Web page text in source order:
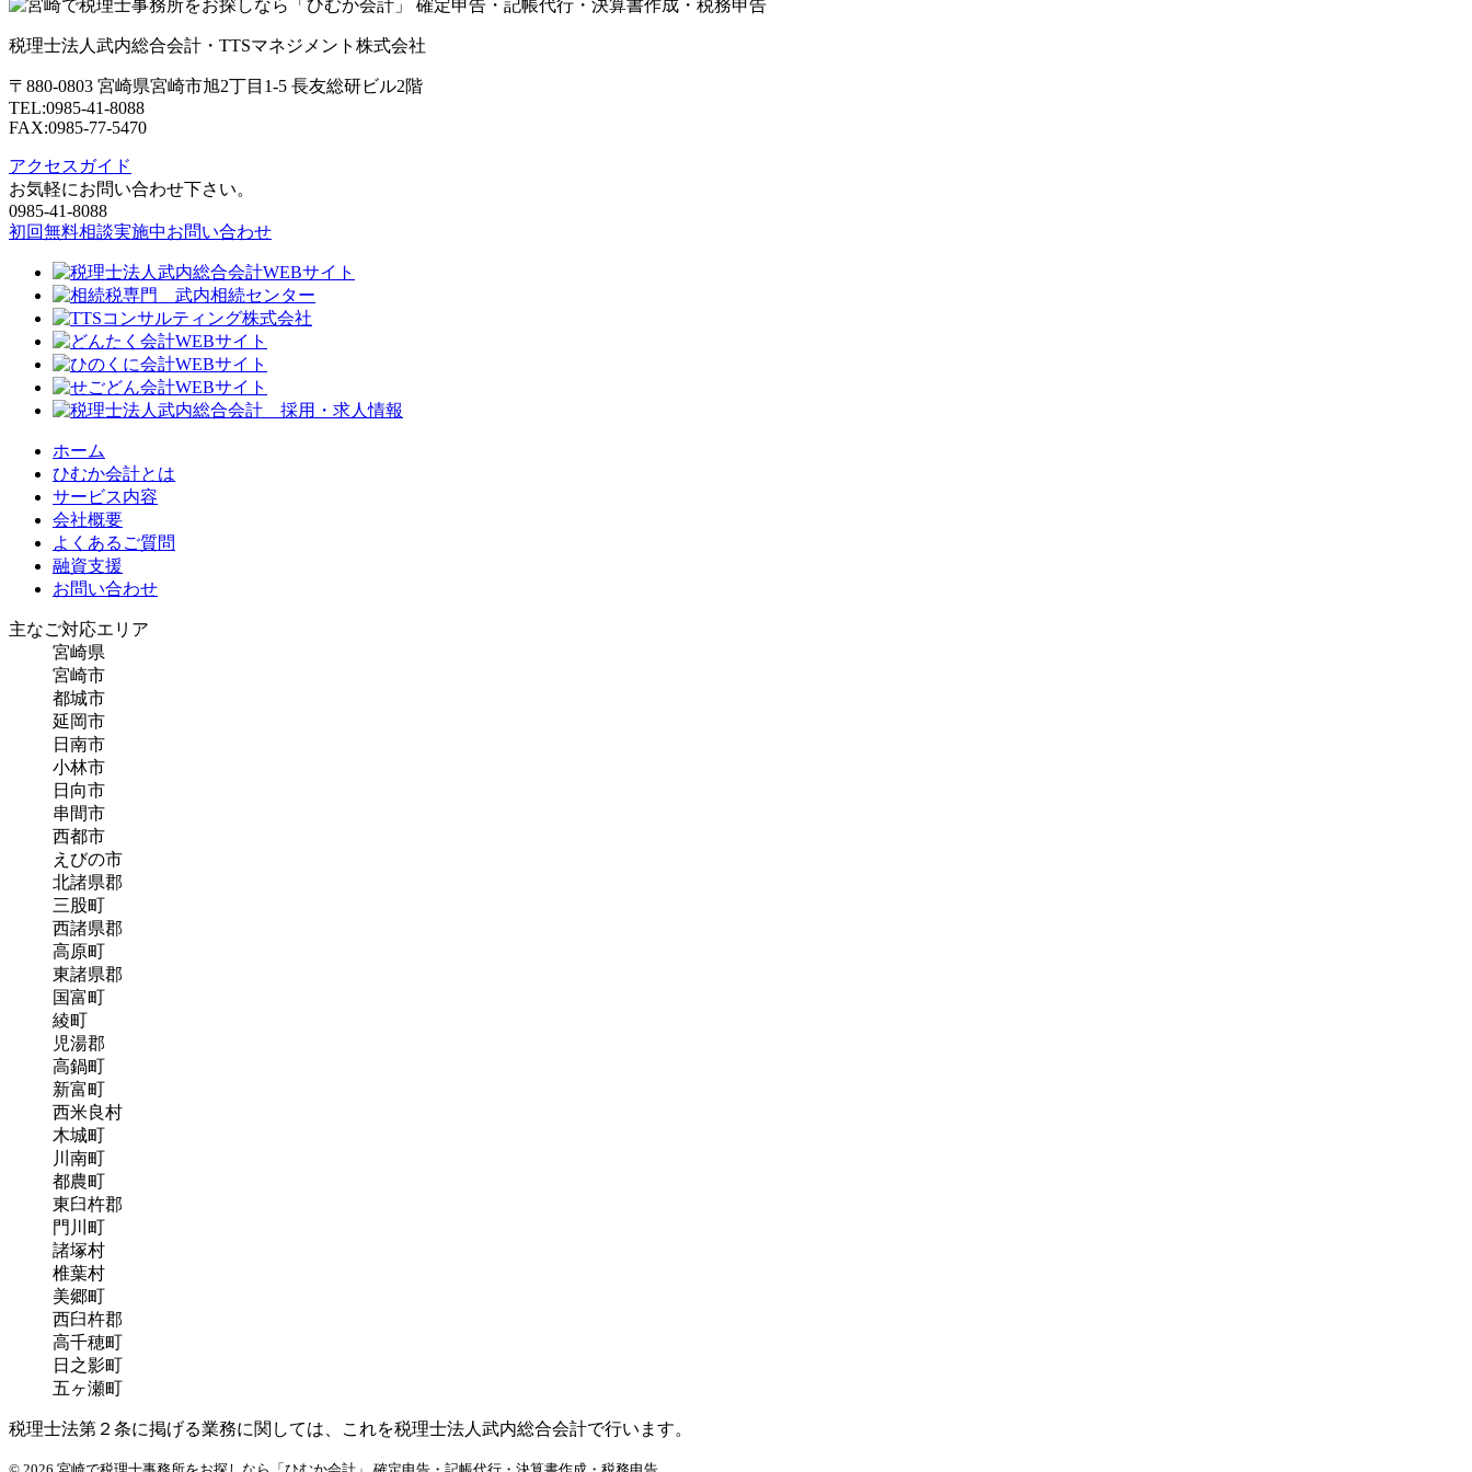
税理士法人武内総合会計・TTSマネジメント株式会社
〒880-0803 宮崎県宮崎市旭2丁目1-5 長友総研ビル2階
TEL:0985-41-8088
FAX:0985-77-5470
アクセスガイド
お気軽にお問い合わせ下さい。
0985-41-8088
初回無料相談実施中お問い合わせ
ホーム
ひむか会計とは
サービス内容
会社概要
よくあるご質問
融資支援
お問い合わせ
主なご対応エリア
宮崎県
宮崎市
都城市
延岡市
日南市
小林市
日向市
串間市
西都市
えびの市
北諸県郡
三股町
西諸県郡
高原町
東諸県郡
国富町
綾町
児湯郡
高鍋町
新富町
西米良村
木城町
川南町
都農町
東臼杵郡
門川町
諸塚村
椎葉村
美郷町
西臼杵郡
高千穂町
日之影町
五ヶ瀬町
税理士法第２条に掲げる業務に関しては、これを税理士法人武内総合会計で行います。